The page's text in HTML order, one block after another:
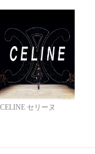
CELINE セリーヌ